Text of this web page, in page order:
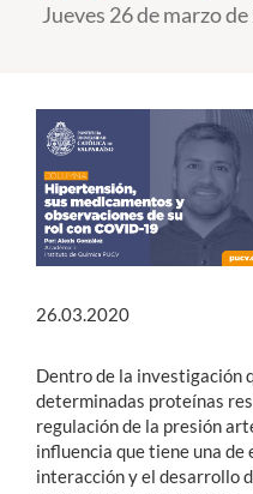
Postgrado
Estudiantes
Académicos
Funcionarios
English
Jueves 26 de marzo
26.03.2020
Dentro de la investigación
determinadas proteínas
regulación de la presión
influencia que tiene una de
interacción y el desarrollo